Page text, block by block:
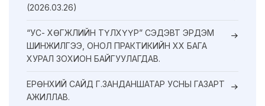
(2026.03.26)
“УС- ХӨГЖЛИЙН ТҮЛХҮҮР” СЭДЭВТ ЭРДЭМ
ШИНЖИЛГЭЭ, ОНОЛ ПРАКТИКИЙН XX БАГА
ХУРАЛ ЗОХИОН БАЙГУУЛАГДАВ.
ЕРӨНХИЙ САЙД Г.ЗАНДАНШАТАР УСНЫ ГАЗАРТ
АЖИЛЛАВ.